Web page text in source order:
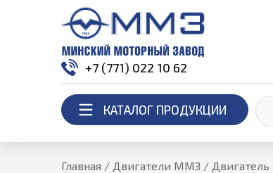
+7 (771) 022 10 62
КАТАЛОГ ПРОДУКЦИИ
Главная / Двигатели ММЗ /